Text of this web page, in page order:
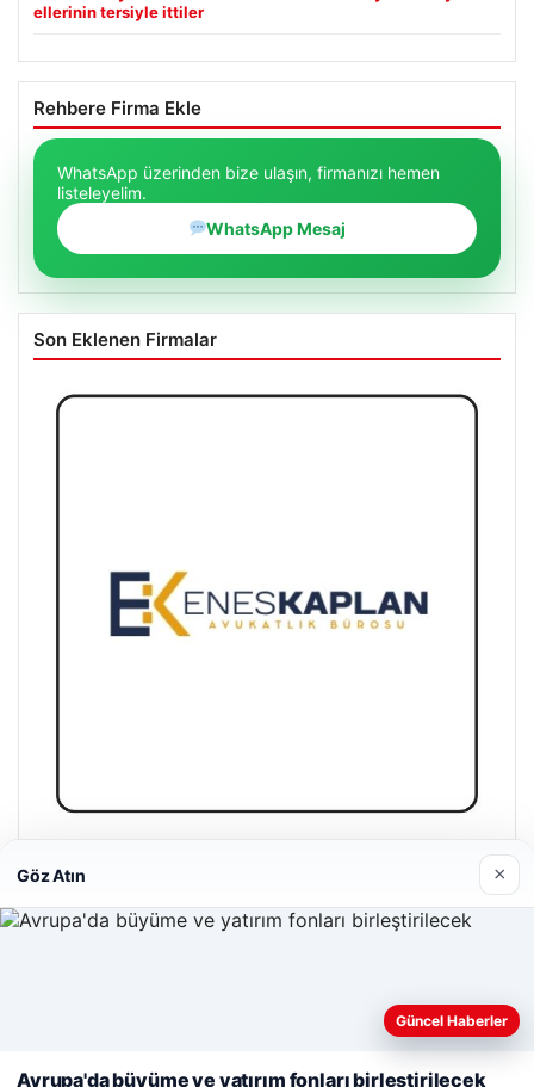
ellerinin tersiyle ittiler
Rehbere Firma Ekle
WhatsApp üzerinden bize ulaşın, firmanızı hemen
listeleyelim.
WhatsApp Mesaj
Son Eklenen Firmalar
Enes Kaplan Avukatlık Bürosu
© 2026 Gündem Analiz – Güncel Haberler
Web sitemizi nasıl kullandığınızı daha iyi anlayabilmek,
deneyiminizi kişiselleştirmek ve geliştirmek amacıyla çerezler
Göz Atın ×
Güncel Haberler
Avrupa'da büyüme ve yatırım fonları birleştirilecek